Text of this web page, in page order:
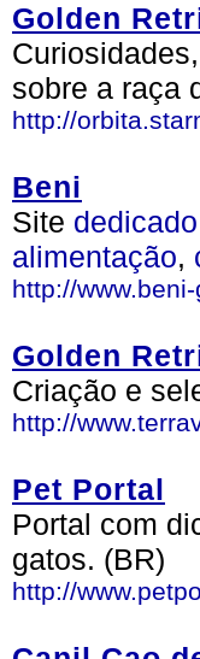
Golden
sobre a raça
http://
Beni
Site dedicado
alimentação,
http://
Golden
Criação e
http://
Pet Portal
Portal com
gatos. (BR)
http://